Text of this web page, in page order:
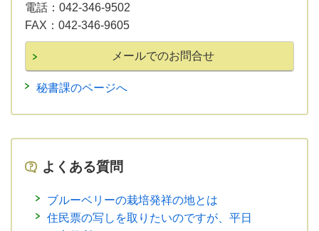
電話： 042-346-9502
FAX： 042-346-9605
秘書課のページへ
よくある質問
ブルーベリーの栽培発祥の地とは
住民票の写しを取りたいのですが、平日